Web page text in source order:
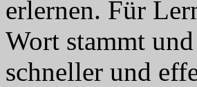
erlernen. Für
Wort stammt
schneller und